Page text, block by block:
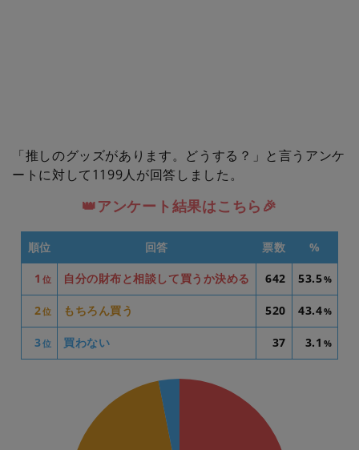
「推しのグッズがあります。どうする？」と言うアンケ
ートに対して1199人が回答しました。
👑アンケート結果はこちら🎉
順位 回答 票数 %
1 位 自分の財布と相談して買うか決める 642 53.5%
2位 もちろん買う 520 43.4%
3位 買わない 37 3.1 %